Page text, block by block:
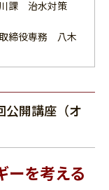
課 治水対策
締役専務 八木
公開講座（オ
ーを考える